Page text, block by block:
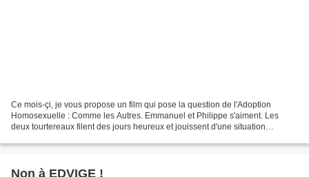
Ce mois-çi, je vous propose un film qui pose la question de l'Adoption
Homosexuelle : Comme les Autres. Emmanuel et Philippe s'aiment. Les
deux tourtereaux filent des jours heureux et jouissent d'une situation
Non à EDVIGE !